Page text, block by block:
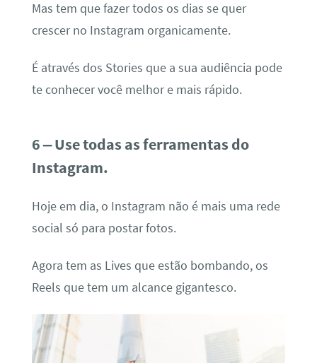
Mas tem que fazer todos os dias se quer
crescer no Instagram organicamente.
É através dos Stories que a sua audiência pode
te conhecer você melhor e mais rápido.
6 – Use todas as ferramentas do
Instagram.
Hoje em dia, o Instagram não é mais uma rede
social só para postar fotos.
Agora tem as Lives que estão bombando, os
Reels que tem um alcance gigantesco.